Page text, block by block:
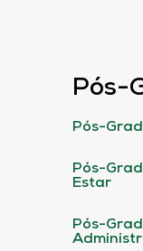
Pós-
Pós-
Pós-
Estar
Pós-